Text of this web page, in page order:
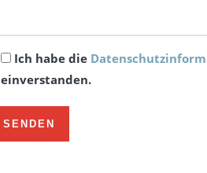
Ich habe die
einverstanden.